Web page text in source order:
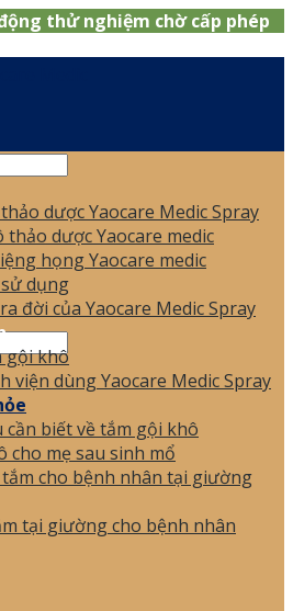
thử nghiệm chờ cấp phép
dược Yaocare Medic Spray
thảo dược Yaocare medic
họng Yaocare medic
dụng
đời của Yaocare Medic Spray
gội khô
viện dùng Yaocare Medic Spray
biết về tắm gội khô
cho mẹ sau sinh mổ
cho bệnh nhân tại giường
tại giường cho bệnh nhân